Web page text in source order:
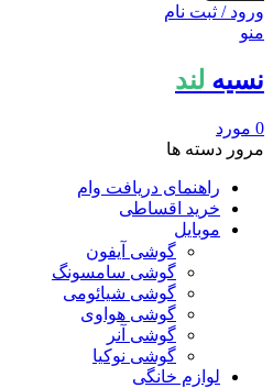
ورود / ثبت نام
منو
نسیه لند
0 مورد
مرور دسته ها
راهنمای دریافت وام
خرید اقساطی
موبایل
گوشی آیفون
گوشی سامسونگ
گوشی شیائومی
گوشی هواوی
گوشی آنر
گوشی نوکیا
لوازم خانگی